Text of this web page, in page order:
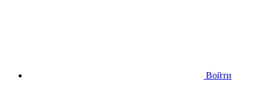
Войти